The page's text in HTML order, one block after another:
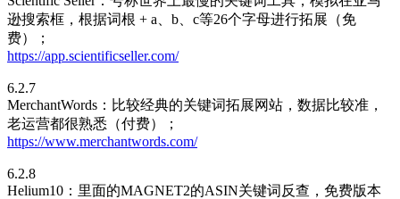
逊搜索框，根据词根 + a、b、c等26个字母进行拓展（免
费）；
https://app.scientificseller.com/
6.2.7
MerchantWords：比较经典的关键词拓展网站，数据比较准，
老运营都很熟悉（付费）；
https://www.merchantwords.com/
6.2.8
Helium10：里面的MAGNET2的ASIN关键词反查，免费版本